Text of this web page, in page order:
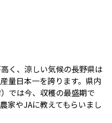
く、涼しい気候の長野県は
量日本一を誇ります。県内
では今、収穫の最盛期で
家やJAに教えてもらいまし